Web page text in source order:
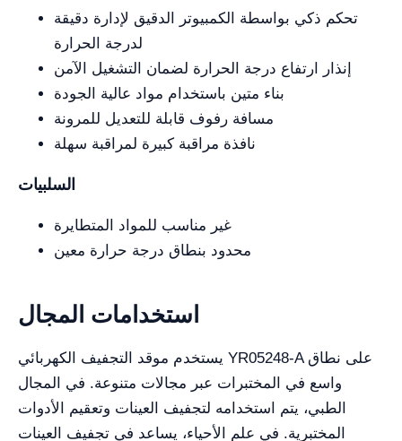
تحكم ذكي بواسطة الكمبيوتر الدقيق لإدارة دقيقة
لدرجة الحرارة
إنذار ارتفاع درجة الحرارة لضمان التشغيل الآمن
بناء متين باستخدام مواد عالية الجودة
مسافة رفوف قابلة للتعديل للمرونة
نافذة مراقبة كبيرة لمراقبة سهلة
السلبيات
غير مناسب للمواد المتطايرة
محدود بنطاق درجة حرارة معين
استخدامات المجال
يستخدم موقد التجفيف الكهربائي YR05248-A على نطاق
واسع في المختبرات عبر مجالات متنوعة. في المجال
الطبي، يتم استخدامه لتجفيف العينات وتعقيم الأدوات
المختبرية. في علم الأحياء، يساعد في تجفيف العينات